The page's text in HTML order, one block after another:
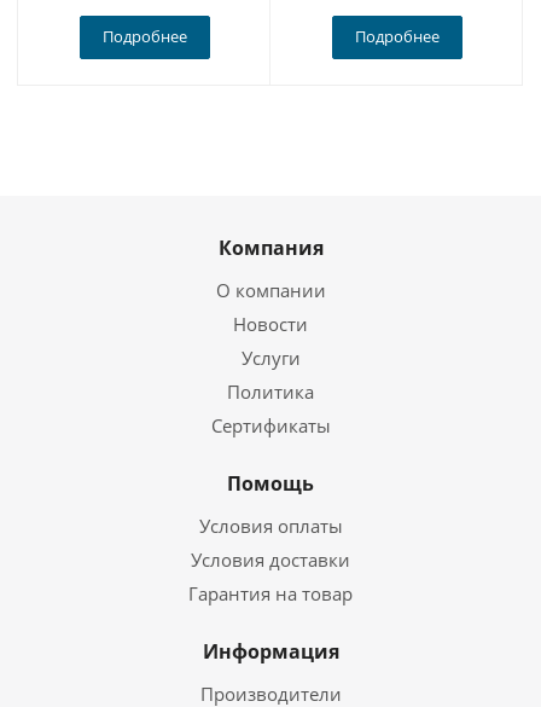
Подробнее Подробнее
Компания
О компании
Новости
Услуги
Политика
Сертификаты
Помощь
Условия оплаты
Условия доставки
Гарантия на товар
Информация
Производители